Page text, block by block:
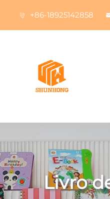
+86-18925142858
Livro